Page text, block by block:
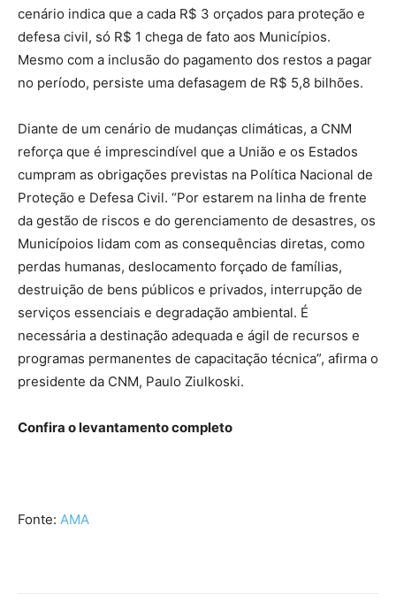
cenário indica que a cada R$ 3 orçados para proteção e
defesa civil, só R$ 1 chega de fato aos Municípios.
Mesmo com a inclusão do pagamento dos restos a pagar
no período, persiste uma defasagem de R$ 5,8 bilhões.
Diante de um cenário de mudanças climáticas, a CNM
reforça que é imprescindível que a União e os Estados
cumpram as obrigações previstas na Política Nacional de
Proteção e Defesa Civil. “Por estarem na linha de frente
da gestão de riscos e do gerenciamento de desastres, os
Municípoios lidam com as consequências diretas, como
perdas humanas, deslocamento forçado de famílias,
destruição de bens públicos e privados, interrupção de
serviços essenciais e degradação ambiental. É
necessária a destinação adequada e ágil de recursos e
programas permanentes de capacitação técnica”, afirma o
presidente da CNM, Paulo Ziulkoski.
Confira o levantamento completo
Fonte: AMA